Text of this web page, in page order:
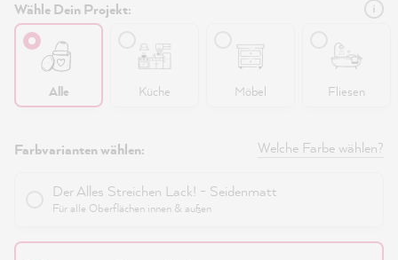
Wähle Dein Projekt:
Alle Küche Möbel Fliesen
Farbvarianten wählen: Welche Farbe wählen?
Der Alles Streichen Lack! - Seidenmatt
Für alle Oberflächen innen & außen